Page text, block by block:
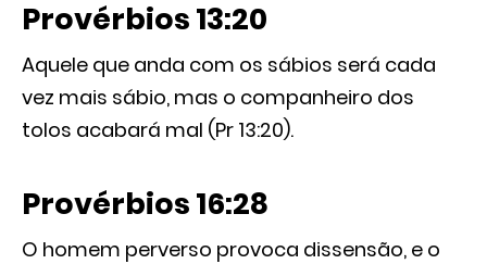
Provérbios 13:20
Aquele que anda com os sábios será cada
vez mais sábio, mas o companheiro dos
tolos acabará mal (Pr 13:20).
Provérbios 16:28
O homem perverso provoca dissensão, e o